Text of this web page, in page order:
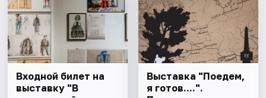
Входной билет на
выставку "В
Выставка "Поедем,
я готов....".